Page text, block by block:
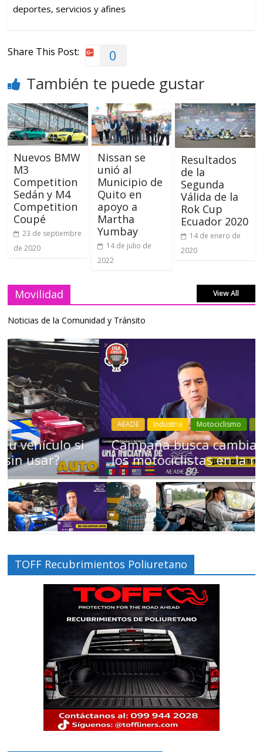
deportes, servicios y afines
Share This Post: 0
También te puede gustar
Nuevos BMW
M3
Competition
Sedán y M4
Competition
Coupé
23 de septiembre
de 2020
Nissan se
unió al
Municipio de
Quito en
apoyo a
Martha
Yumbay
14 de julio de
2022
Resultados
de la
Segunda
Válida de la
Rok Cup
Ecuador 2020
14 de enero de
2020
Movilidad View All
Noticias de la Comunidad y Tránsito
AEADE Industria Motociclismo Motos Movilidad
Campaña busca cambiar destino de
los motociclistas en la región
TOFF Recubrimientos Poliuretano